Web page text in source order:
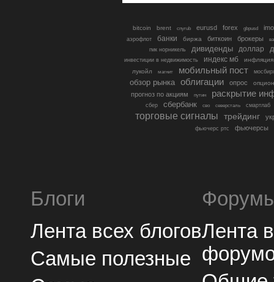
bitcoin brent cnyrub eurusd forex gbpusd
аэрофлот банки биржа биткоин брокеры
гмк норникель
дивиденды доллар
инвестиции в недвижимость индекс мб
инфляция
лукойл
магнит мобильный пост
обзор рынка облигации опрос
прогноз по акциям путин раскрытие
сбер сбербанк сво северсталь смартлаб
торговые сигналы трейдинг
фьючерс ртс фьючерсы
Блоги
Лента всех блогов
Самые полезные
Лента